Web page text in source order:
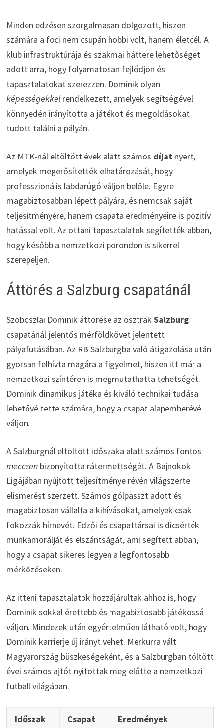
Minden edzésen szorgalmasan dolgozott, hiszen
számára a foci nem csupán hobbi volt, hanem életcél. A
klub infrastruktúrája és szakmai háttere lehetőséget
adott arra, hogy folyamatosan fejlődjön és
tapasztalatokat szerezzen. Dominik olyan
képességekkelrendelkezett, amelyek segítségével
könnyedén irányította a játékot és megoldásokat
tudott találni a pályán.
Az MTK-nál eltöltött évek alatt számos díjatnyert,
amelyek megerősítették elhatározását, hogy
professzionális labdarúgó váljon belőle. Egyre
magabiztosabban lépett pályára, és nemcsak saját
teljesítményére, hanem csapata eredményeire is pozitív
hatással volt. Az ottani tapasztalatok segítették abban,
hogy később a nemzetközi porondon is sikerrel
szerepeljen.
Áttörés a Salzburg csapatánál
Szoboszlai Dominik áttörése az osztrák Salzburg
csapatánál jelentős mérföldkövet jelentett
pályafutásában. Az RB Salzburgba való átigazolása után
gyorsan felhívta magára a figyelmet, hiszen itt már a
nemzetközi színtéren is megmutathatta tehetségét.
Dominik dinamikus játéka és kiváló technikai tudása
lehetővé tette számára, hogy a csapat alapemberévé
váljon.
A Salzburgnál eltöltött időszaka alatt számos fontos
meccsenbizonyította rátermettségét. A Bajnokok
Ligájában nyújtott teljesítménye révén világszerte
elismerést szerzett. Számos gólpasszt adott és
magabiztosan vállalta a kihívásokat, amelyek csak
fokozzák hírnevét. Edzői és csapattársai is dicsérték
munkamorálját és elszántságát, ami segített abban,
hogy a csapat sikeres legyen a legfontosabb
mérkőzéseken.
Az itteni tapasztalatok hozzájárultak ahhoz is, hogy
Dominik sokkal érettebb és magabiztosabb játékossá
váljon. Mindezek után egyértelműen látható volt, hogy
Dominik karrierje új irányt vehet. Merkurra vált
Magyarország büszkeségeként, és a Salzburgban töltött
évei számos ajtót nyitottak meg előtte a nemzetközi
futball világában.
Időszak Csapat
Eredmények